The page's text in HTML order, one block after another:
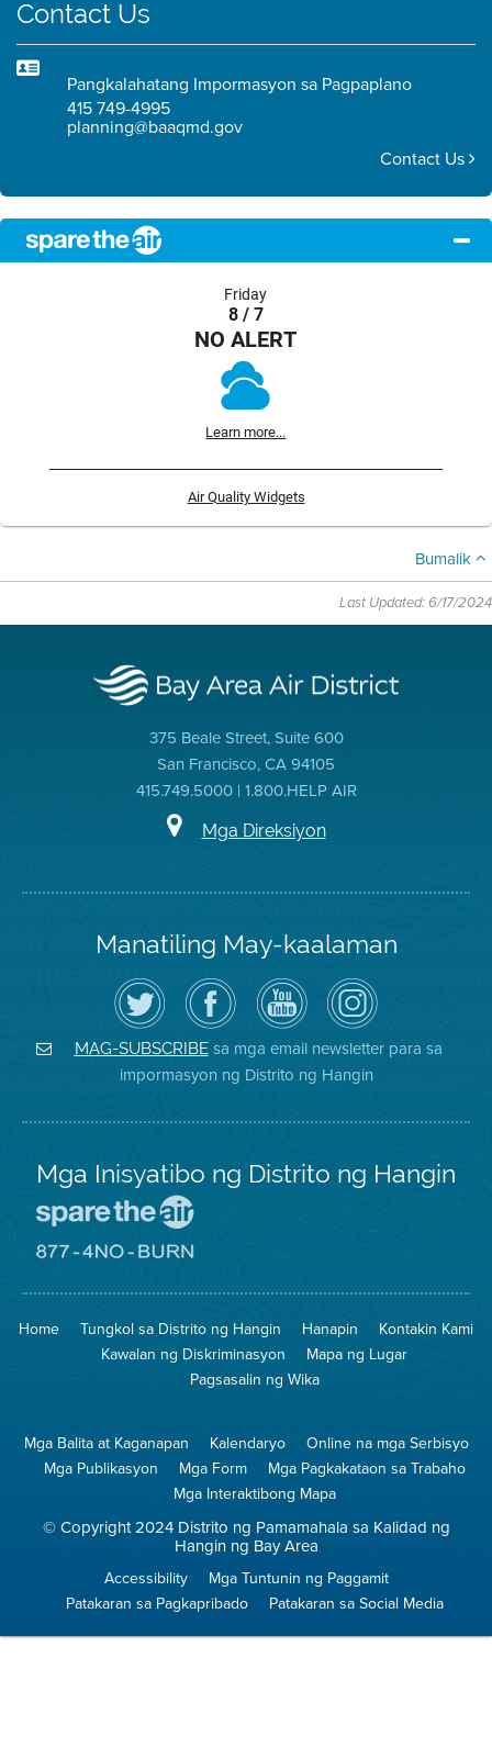
Contact Us
Pangkalahatang Impormasyon sa Pagpaplano
415 749-4995
planning@baaqmd.gov
Contact Us
Friday
8 / 7
NO ALERT
Learn more...
Air Quality Widgets
Bumalik
Last Updated: 6/17/2024
375 Beale Street, Suite 600
San Francisco, CA 94105
415.749.5000 | 1.800.HELP AIR
Mga Direksiyon
Manatiling May-kaalaman
I-
follow
ang
Air
District
sa
Twitter
Bisitahin
ang
Page
sa
Facebook
ng
Distrito
Channel
sa
YouTube
ng
Air
District
Air
District
on
Instagram
MAG-SUBSCRIBEsa mga email newsletter para sa
impormasyon ng Distrito ng Hangin
Mga Inisyatibo ng Distrito ng Hangin
Iligtas
Hangin
8774
na
Pagsunog
Home Tungkol sa Distrito ng Hangin Hanapin
Kontakin Kami
Kawalan ng Diskriminasyon
Mapa ng Lugar
Pagsasalin ng Wika
Mga Balita at Kaganapan Kalendaryo
Online na mga Serbisyo
Mga Publikasyon
Mga Form
Mga Pagkakataon sa Trabaho
Mga Interaktibong Mapa
© Copyright 2024 Distrito ng Pamamahala sa Kalidad ng
Hangin ng Bay Area
Accessibility
Mga Tuntunin ng Paggamit
Patakaran sa Pagkapribado
Patakaran sa Social Media